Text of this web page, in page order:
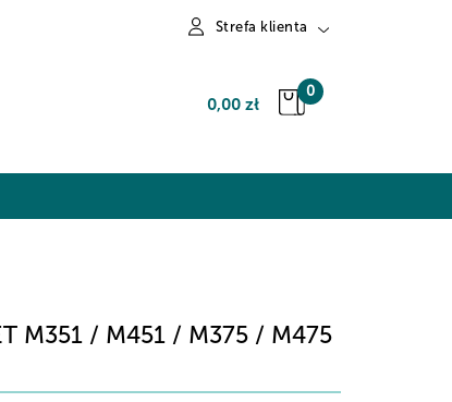
Strefa klienta
Zaloguj się
Zarejestruj się
0,00 zł
0
M351 / M451 / M375 / M475